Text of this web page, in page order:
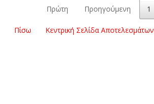
Πρώτη Προηγούμενη 1
Πίσω Κεντρική Σελίδα Αποτελεσμάτων